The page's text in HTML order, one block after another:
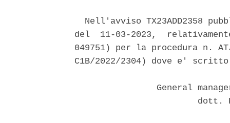
Nell'avviso TX23ADD2358
del  11-03-2023,
049751) per la procedura n.
C1B/2022/2304) dove e'
General